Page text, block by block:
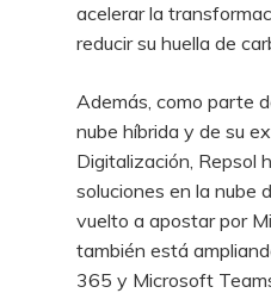
acelerar la
reducir su huella de
Además, como parte
nube híbrida y de su
Digitalización, Repsol
soluciones en la nube
vuelto a apostar por
también está
365 y Microsoft